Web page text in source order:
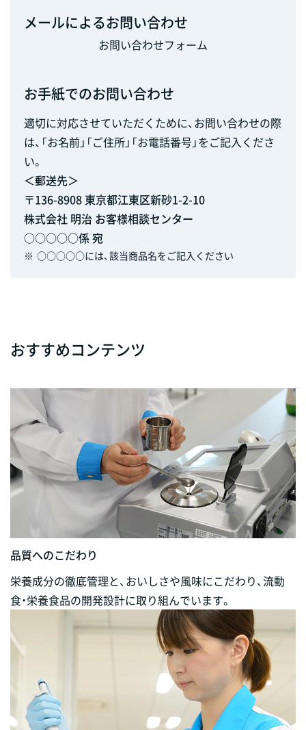
メールによるお問い合わせ
お問い合わせフォーム
お手紙でのお問い合わせ
適切に対応させていただくために、お問い合わせの際
は、「お名前」「ご住所」「お電話番号」をご記入くださ
い。
＜郵送先＞
〒136-8908 東京都江東区新砂1-2-10
株式会社 明治 お客様相談センター
○○○○○係 宛
※ ○○○○○には、該当商品名をご記入ください
おすすめコンテンツ
品質へのこだわり
栄養成分の徹底管理と、おいしさや風味にこだわり、流動
食・栄養食品の開発設計に取り組んでいます。